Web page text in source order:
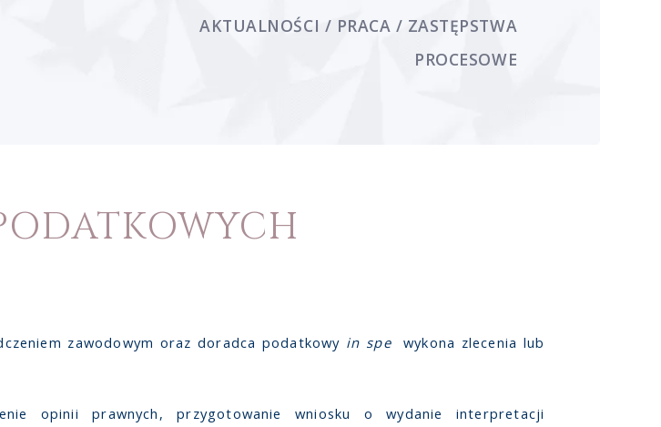
AKTUALNOŚCI / PRACA / ZASTĘPSTWA
PROCESOWE
zawodowym oraz doradca podatkowy in spewykona zlecenia lub
opinii prawnych, przygotowanie wniosku o wydanie interpretacji